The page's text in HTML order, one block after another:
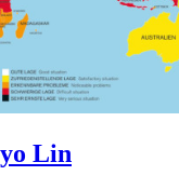
Lin